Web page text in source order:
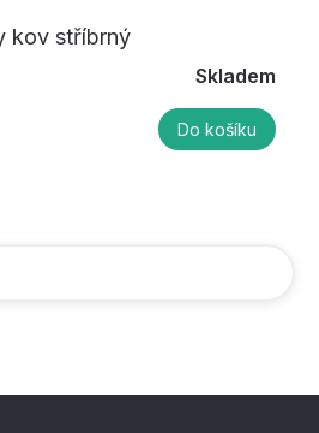
kov stříbrný
Skladem
Do košíku